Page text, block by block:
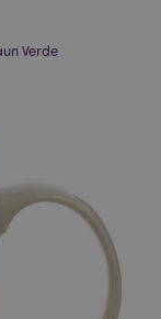
Verde